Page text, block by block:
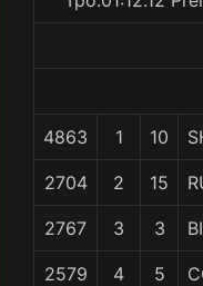
4863 1 10
2704 2 15
2767 3 3
2579 4 5